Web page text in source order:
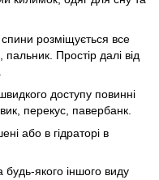
розміщується все
Простір далі від
доступу повинні
перекус, павербанк.
або в гідраторі в
якого іншого виду